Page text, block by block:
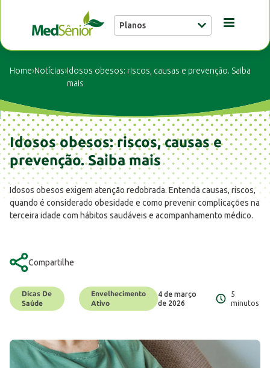
Planos
Unidades
Notícias
Home›Notícias›Idosos obesos: riscos, causas e prevenção. Saiba
mais
Idosos obesos: riscos, causas e
prevenção. Saiba mais
Idosos obesos exigem atenção redobrada. Entenda causas, riscos,
quando é considerado obesidade e como prevenir complicações na
terceira idade com hábitos saudáveis e acompanhamento médico.
Compartilhe
4 de março
de 2026
5
minutos
Dicas De
Saúde
Envelhecimento
Ativo